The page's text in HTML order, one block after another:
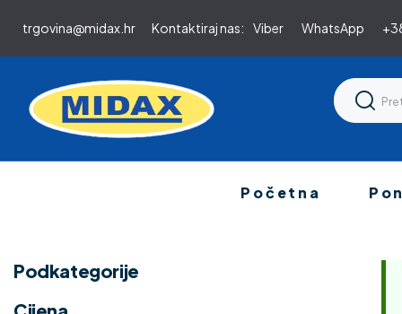
trgovina@midax.hr Kontaktiraj nas: Viber WhatsApp
Početna
Podkategorije